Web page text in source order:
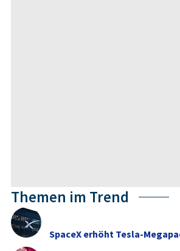
Themen im Trend
SpaceX erhöht Tesla-